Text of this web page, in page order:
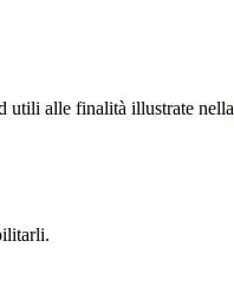
utili alle finalità illustrate nella